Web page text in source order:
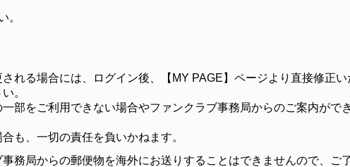
。
れる場合には、ログイン後、【MY PAGE】ページより直接修正
。
部をご利用できない場合やファンクラブ事務局からのご案内がで
も、一切の責任を負いかねます。
務局からの郵便物を海外にお送りすることはできませんので、ご